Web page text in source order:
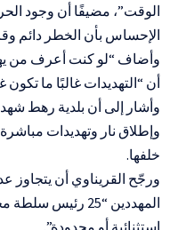
الوقت”، مضيفًا أن وجود
الإحساس بأن الخطر دائم
وأضاف “لو كنت أعرف من
أن “التهديدات غالبًا ما
وأشار إلى أن بلدية رهط
وإطلاق نار وتهديدات
خلفها.
ورجّح القريناوي أن يتجاوز
المهددين “25
استثنائية أو محدودة”.